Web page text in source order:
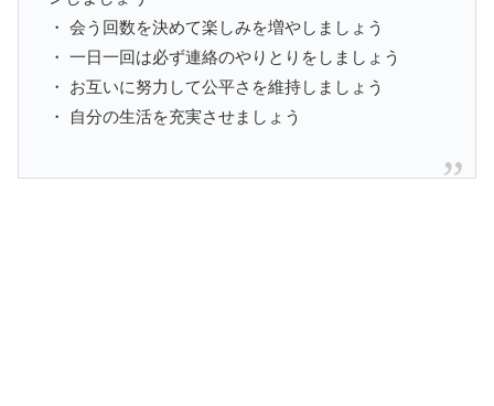
・ 会う回数を決めて楽しみを増やしましょう
・ 一日一回は必ず連絡のやりとりをしましょう
・ お互いに努力して公平さを維持しましょう
・ 自分の生活を充実させましょう